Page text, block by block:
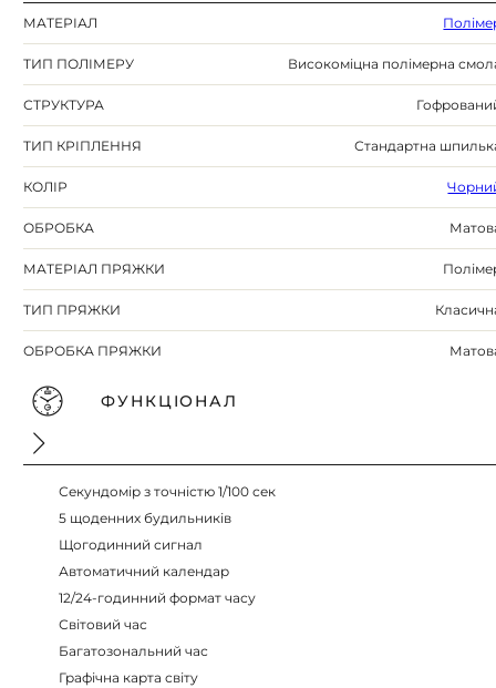
МАТЕРІАЛ
ТИП ПОЛІМЕРУ Високоміцна полімерна
СТРУКТУРА
ТИП КРІПЛЕННЯ Стандартна
КОЛІР
ОБРОБКА
МАТЕРІАЛ ПРЯЖКИ
ТИП ПРЯЖКИ
ОБРОБКА ПРЯЖКИ
ФУНКЦІОНАЛ
Секундомір з точністю 1/100 сек
5 щоденних будильників
Щогодинний сигнал
Автоматичний календар
12/24-годинний формат часу
Світовий час
Багатозональний час
Графічна карта світу